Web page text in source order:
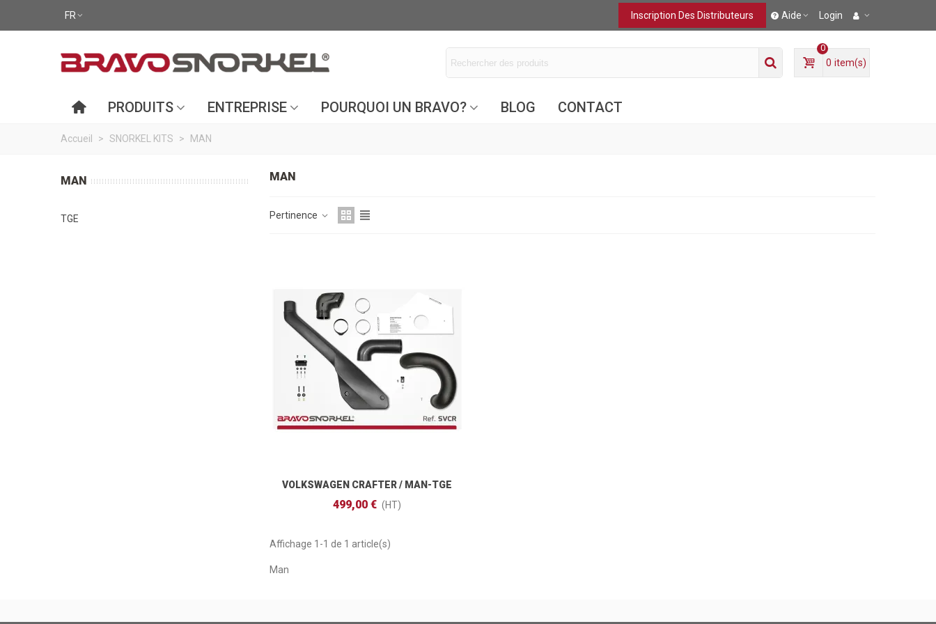
FR Aide Login
Inscription Des Distributeurs
0
0 item(s)
PRODUITS ENTREPRISE POURQUOI UN BRAVO? BLOG CONTACT
Accueil > SNORKEL KITS > MAN
MAN
TGE
MAN
Pertinence
Ajouter Au Panier
VOLKSWAGEN CRAFTER / MAN-TGE
(2017 - )
499,00 € (HT)
Affichage 1-1 de 1 article(s)
Man